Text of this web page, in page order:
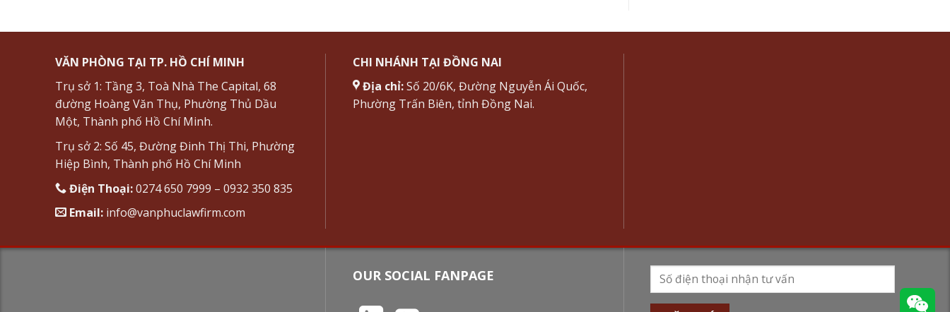
VĂN PHÒNG TẠI TP. HỒ CHÍ MINH
Trụ sở 1: Tầng 3, Toà Nhà The Capital, 68
đường Hoàng Văn Thụ, Phường Thủ Dầu
Một, Thành phố Hồ Chí Minh.
Trụ sở 2: Số 45, Đường Đinh Thị Thi, Phường
Hiệp Bình, Thành phố Hồ Chí Minh
Điện Thoại:0274 650 7999 – 0932 350 835
Email: info@vanphuclawfirm.com
CHI NHÁNH TẠI ĐỒNG NAI
Địa chỉ:Số 20/6K, Đường Nguyễn Ái Quốc,
Phường Trấn Biên, tỉnh Đồng Nai.
OUR SOCIAL FANPAGE